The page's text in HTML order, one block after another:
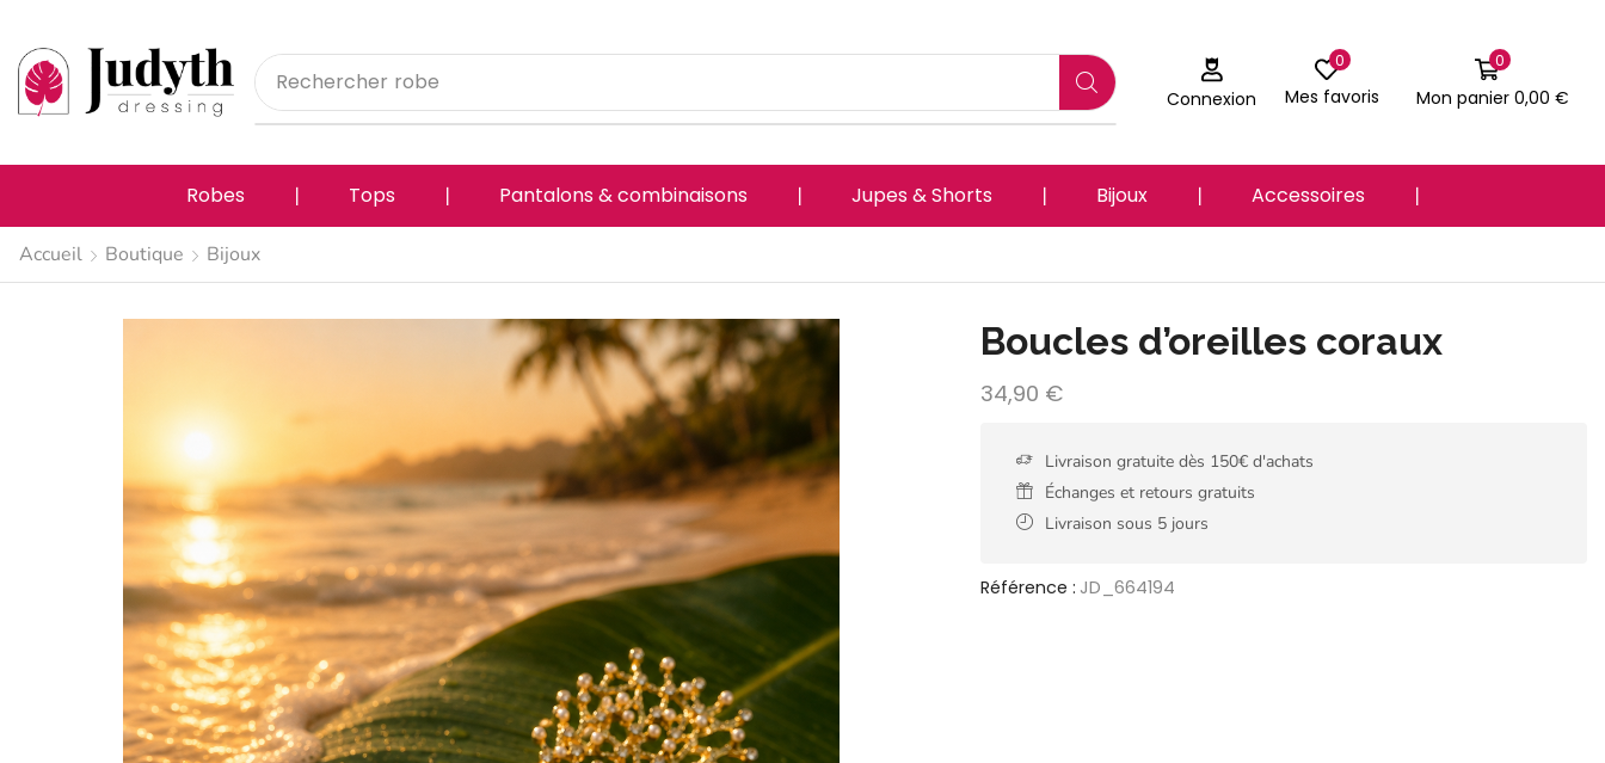
Rechercher pantalon
Connexion
0
Mes favoris
0
Mon panier 0,00 €
Robes ❘ Tops ❘ Pantalons & combinaisons ❘ Jupes & Shorts ❘ Bijoux ❘ Accessoires ❘
Accueil Boutique Bijoux
Boucles d’oreilles coraux
34,90 €
Livraison gratuite dès 150€ d'achats
Échanges et retours gratuits
Livraison sous 5 jours
Référence : JD_664194